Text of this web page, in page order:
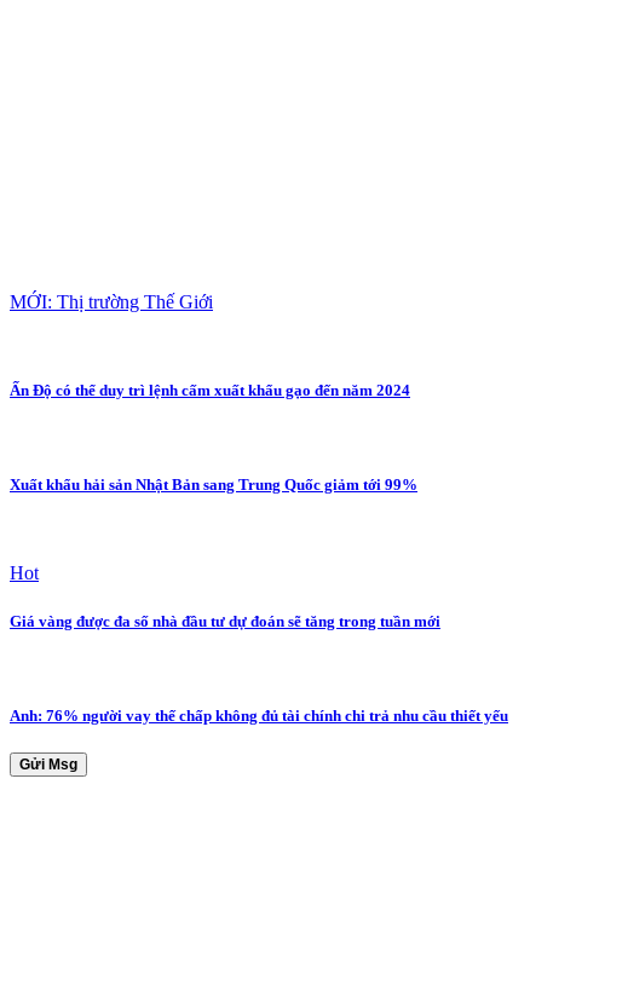
MỚI: Thị trường Thế Giới
Ấn Độ có thể duy trì lệnh cấm xuất khẩu gạo đến năm 2024
Xuất khẩu hải sản Nhật Bản sang Trung Quốc giảm tới 99%
Hot
Giá vàng được đa số nhà đầu tư dự đoán sẽ tăng trong tuần mới
Anh: 76% người vay thế chấp không đủ tài chính chi trả nhu cầu thiết yếu
Gửi Msg